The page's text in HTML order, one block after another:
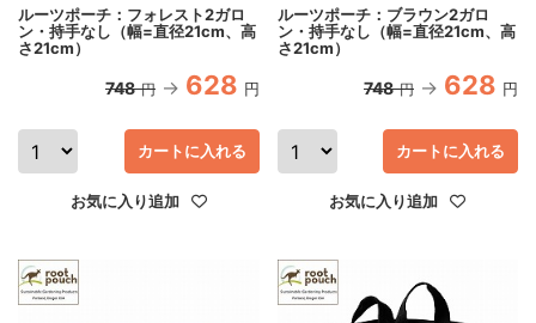
ルーツポーチ：フォレスト2ガロ
ン・持手なし（幅=直径21cm、高
さ21cm）
748 円 628 円
カートに入れる
お気に入り追加
ルーツポーチ：ブラウン2ガロ
ン・持手なし（幅=直径21cm、高
さ21cm）
748 円 628 円
カートに入れる
お気に入り追加